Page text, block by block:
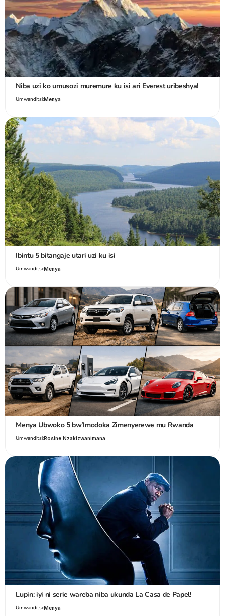
Niba uzi ko umusozi muremure ku isi ari Everest uribeshya!
Umwanditsi:Menya
Ibintu 5 bitangaje utari uzi ku isi
Umwanditsi:Menya
Menya Ubwoko 5 bw’Imodoka Zimenyerewe mu Rwanda
Umwanditsi:Rosine Nzakizwanimana
Lupin: iyi ni serie wareba niba ukunda La Casa de Papel!
Umwanditsi:Menya